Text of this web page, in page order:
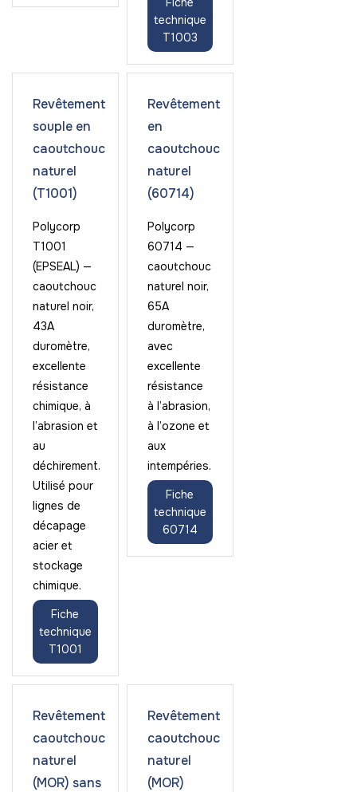
technique
T1003
Revêtement
souple en
caoutchouc
naturel
(T1001)
Polycorp
T1001
(EPSEAL) —
caoutchouc
naturel noir,
43A
duromètre,
excellente
résistance
chimique, à
l’abrasion et
au
déchirement.
Utilisé pour
lignes de
décapage
acier et
stockage
chimique.
Fiche
technique
T1001
Revêtement
en
caoutchouc
naturel
(60714)
Polycorp
60714 —
caoutchouc
naturel noir,
65A
duromètre,
avec
excellente
résistance
à l’abrasion,
à l’ozone et
aux
intempéries.
Fiche
technique
60714
Revêtement
caoutchouc
naturel
(MOR) sans
Revêtement
caoutchouc
naturel
(MOR)